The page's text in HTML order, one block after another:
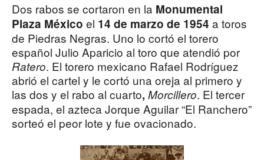
Dos rabos se cortaron en la Monumental
Plaza México el 14 de marzo de 1954 a toros
de Piedras Negras. Uno lo cortó el torero
español Julio Aparicio al toro que atendió por
Ratero. El torero mexicano Rafael Rodríguez
abrió el cartel y le cortó una oreja al primero y
las dos y el rabo al cuarto, Morcillero. El tercer
espada, el azteca Jorque Aguilar “El Ranchero”
sorteó el peor lote y fue ovacionado.